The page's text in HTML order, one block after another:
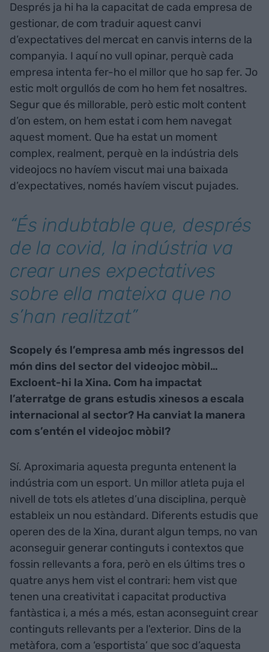
Després ja hi ha la capacitat de cada empresa de
gestionar, de com traduir aquest canvi
d’expectatives del mercat en canvis interns de la
companyia. I aquí no vull opinar, perquè cada
empresa intenta fer-ho el millor que ho sap fer. Jo
estic molt orgullós de com ho hem fet nosaltres.
Segur que és millorable, però estic molt content
d’on estem, on hem estat i com hem navegat
aquest moment. Que ha estat un moment
complex, realment, perquè en la indústria dels
videojocs no havíem viscut mai una baixada
d’expectatives, només havíem viscut pujades.
“És indubtable que, després
de la covid, la indústria va
crear unes expectatives
sobre ella mateixa que no
s’han realitzat”
Scopely és l’empresa amb més ingressos del
món dins del sector del videojoc mòbil…
Excloent-hi la Xina. Com ha impactat
l’aterratge de grans estudis xinesos a escala
internacional al sector? Ha canviat la manera
com s’entén el videojoc mòbil?
Sí. Aproximaria aquesta pregunta entenent la
indústria com un esport. Un millor atleta puja el
nivell de tots els atletes d’una disciplina, perquè
estableix un nou estàndard. Diferents estudis que
operen des de la Xina, durant algun temps, no van
aconseguir generar continguts i contextos que
fossin rellevants a fora, però en els últims tres o
quatre anys hem vist el contrari: hem vist que
tenen una creativitat i capacitat productiva
fantàstica i, a més a més, estan aconseguint crear
continguts rellevants per a l'exterior. Dins de la
metàfora, com a ‘esportista’ que soc d’aquesta